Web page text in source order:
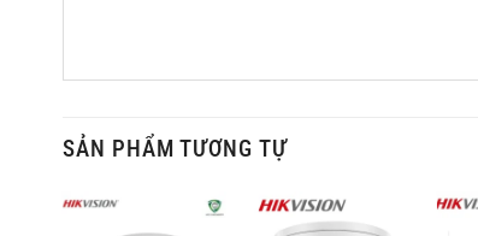
SẢN PHẨM TƯƠNG TỰ